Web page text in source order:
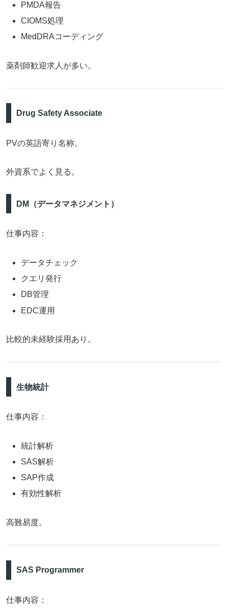
PMDA報告
CIOMS処理
MedDRAコーディング
薬剤師歓迎求人が多い。
Drug Safety Associate
PVの英語寄り名称。
外資系でよく見る。
DM（データマネジメント）
仕事内容：
データチェック
クエリ発行
DB管理
EDC運用
比較的未経験採用あり。
生物統計
仕事内容：
統計解析
SAS解析
SAP作成
有効性解析
高難易度。
SAS Programmer
仕事内容：